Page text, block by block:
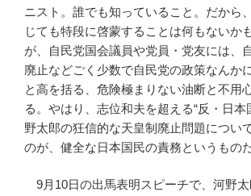
ニスト。誰でも知っていること。だから
じても特段に啓蒙することは何もないか
が、自民党国会議員や党員・党友には、
廃止などごく少数で自民党の政策なんか
と高を括る、危険極まりない油断と不用
る。やはり、志位和夫を超える“反・日本
野太郎の狂信的な天皇制廃止問題につい
のが、健全な日本国民の責務というもの
9月10日の出馬表明スピーチで、河野